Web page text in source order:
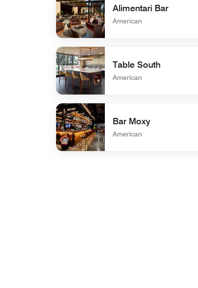
Alimentari Bar
American
undefined Alimentari Bar
Table South
American
undefined Table South
Bar Moxy
American